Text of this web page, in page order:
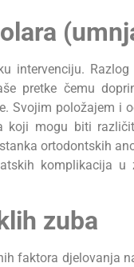
intervenciju.
pretke čemu
Svojim položajem i
koji mogu biti
ortodontskih
komplikacija
zuba
faktora djelovanja